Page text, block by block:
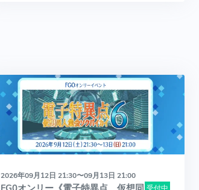
2026年09月12日 21:30〜09月13日 21:00